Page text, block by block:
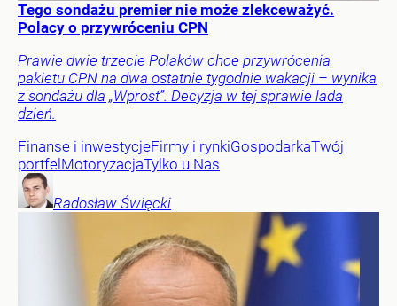
Tego sondażu premier nie może zlekceważyć.
Polacy o przywróceniu CPN
Prawie dwie trzecie Polaków chce przywrócenia
pakietu CPN na dwa ostatnie tygodnie wakacji – wynika
z sondażu dla „Wprost”. Decyzja w tej sprawie lada
dzień.
Finanse i inwestycjeFirmy i rynkiGospodarkaTwój
portfel MotoryzacjaTylko u Nas
Radosław Święcki